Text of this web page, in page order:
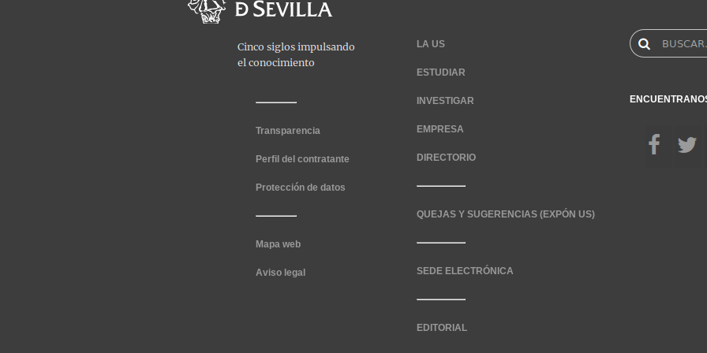
Transparencia
Perfil del contratante
Protección de datos
Mapa web
Aviso legal
LA US
ESTUDIAR
INVESTIGAR
EMPRESA
DIRECTORIO
QUEJAS Y SUGERENCIAS (EXPÓN US)
SEDE ELECTRÓNICA
EDITORIAL